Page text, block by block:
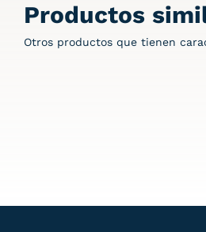
Productos
Otros productos que tienen